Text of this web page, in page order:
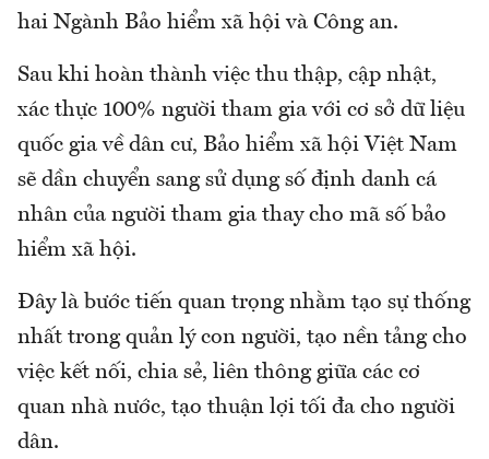
hai Ngành Bảo hiểm xã hội và Công an.
Sau khi hoàn thành việc thu thập, cập nhật,
xác thực 100% người tham gia với cơ sở dữ liệu
quốc gia về dân cư, Bảo hiểm xã hội Việt Nam
sẽ dần chuyển sang sử dụng số định danh cá
nhân của người tham gia thay cho mã số bảo
hiểm xã hội.
Đây là bước tiến quan trọng nhằm tạo sự thống
nhất trong quản lý con người, tạo nền tảng cho
việc kết nối, chia sẻ, liên thông giữa các cơ
quan nhà nước, tạo thuận lợi tối đa cho người
dân.